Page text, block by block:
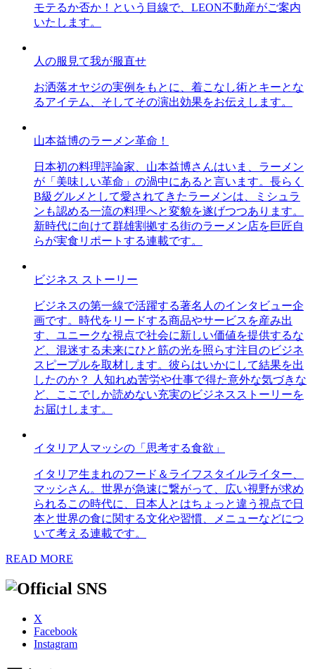
モテるか否か！という目線で、LEON不動産がご案内
いたします。
人の服見て我が服直せ
お洒落オヤジの実例をもとに、着こなし術とキーとな
るアイテム、そしてその演出効果をお伝えします。
山本益博のラーメン革命！
日本初の料理評論家、山本益博さんはいま、ラーメン
が「美味しい革命」の渦中にあると言います。長らく
B級グルメとして愛されてきたラーメンは、ミシュラ
ンも認める一流の料理へと変貌を遂げつつあります。
新時代に向けて群雄割拠する街のラーメン店を巨匠自
らが実食リポートする連載です。
ビジネス ストーリー
ビジネスの第一線で活躍する著名人のインタビュー企
画です。時代をリードする商品やサービスを産み出
す、ユニークな視点で社会に新しい価値を提供するな
ど、混迷する未来にひと筋の光を照らす注目のビジネ
スピープルを取材します。彼らはいかにして結果を出
したのか？ 人知れぬ苦労や仕事で得た意外な気づきな
ど、ここでしか読めない充実のビジネスストーリーを
お届けします。
イタリア人マッシの「思考する食欲」
イタリア生まれのフード＆ライフスタイルライター、
マッシさん。世界が急速に繋がって、広い視野が求め
られるこの時代に、日本人とはちょっと違う視点で日
本と世界の食に関する文化や習慣、メニューなどにつ
いて考える連載です。
READ MORE
X
Facebook
Instagram